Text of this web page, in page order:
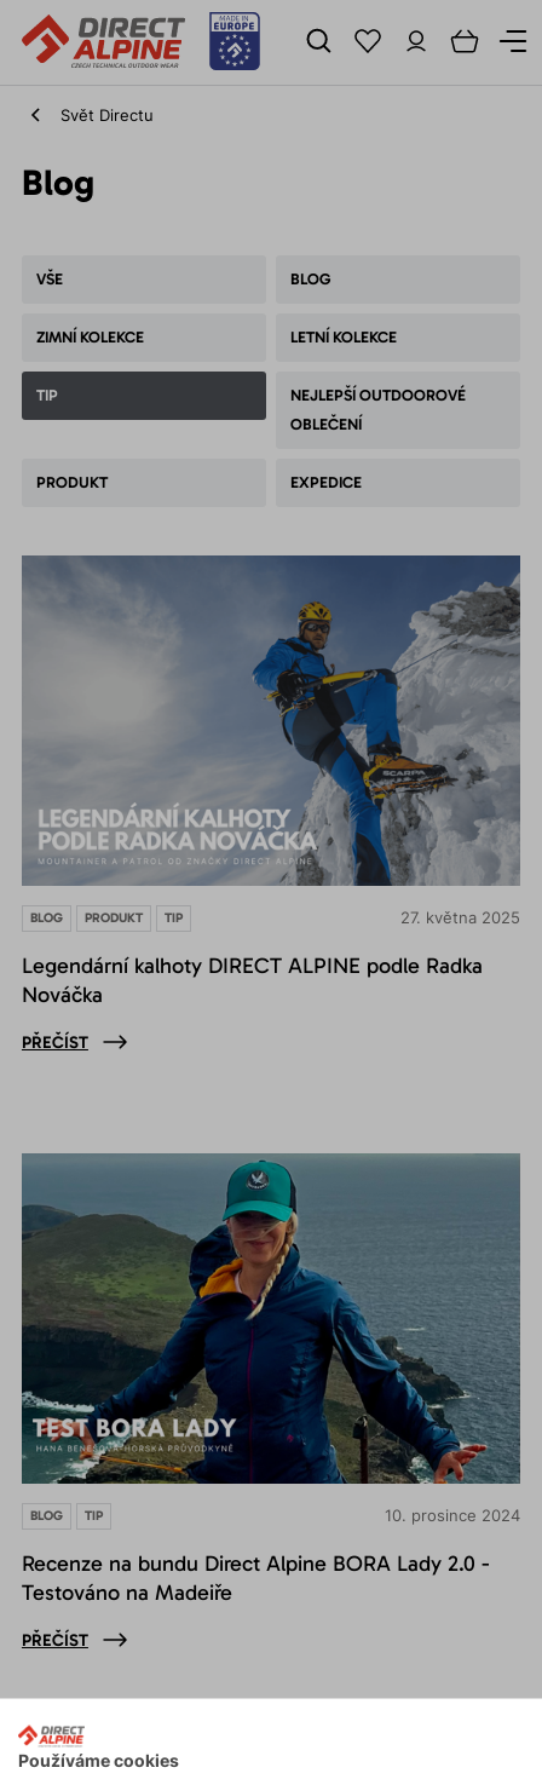
Svět Directu
Blog
VŠE BLOG
ZIMNÍ KOLEKCE LETNÍ KOLEKCE
TIP
NEJLEPŠÍ OUTDOOROVÉ
OBLEČENÍ
PRODUKT EXPEDICE
27. května 2025
BLOG PRODUKT TIP
Legendární kalhoty DIRECT ALPINE podle Radka
Nováčka
PŘEČÍST
10. prosince 2024
BLOG TIP
Recenze na bundu Direct Alpine BORA Lady 2.0 -
Testováno na Madeiře
PŘEČÍST
Používáme cookies